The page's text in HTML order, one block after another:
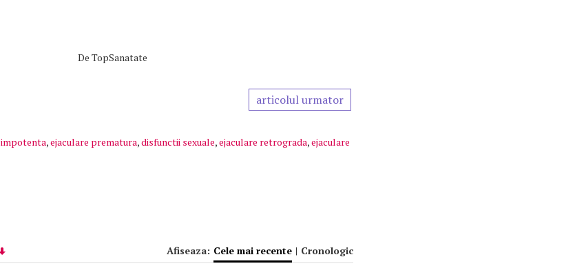
De TopSanatate
articolul urmator
impotenta,ejaculare prematura,disfunctii sexuale,ejaculare retrograda,ejaculare
Afiseaza: Cele mai recente | Cronologic